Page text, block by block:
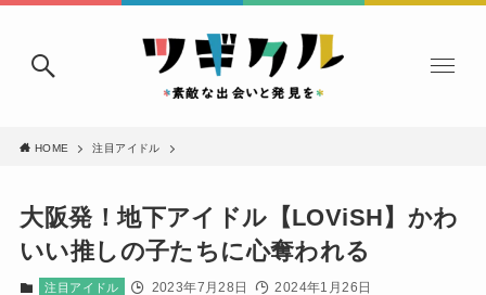
HOME 注目アイドル
大阪発！地下アイドル【LOViSH】かわ
いい推しの子たちに心奪われる
注目アイドル 2023年7月28日 2024年1月26日